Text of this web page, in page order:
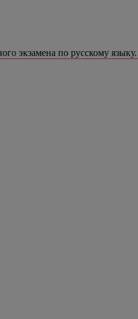
экзамена по русскому языку.